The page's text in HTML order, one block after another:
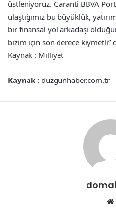
üstleniyoruz. Garanti BBVA
ulaştığımız bu büyüklük,
bir finansal yol arkadaşı
bizim için son derece kıymetli”
Kaynak : Milliyet
Kaynak : duzgunhaber.com.tr